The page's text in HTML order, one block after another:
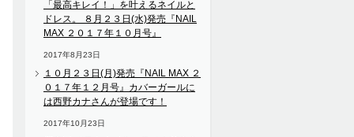
「最高キレイ！」を叶えるネイルと
ドレス。 ８月２３日(水)発売『NAIL
MAX ２０１７年１０月号』
2017年8月23日
１０月２３日(月)発売『NAIL MAX ２
０１７年１２月号』カバーガールに
は西野カナさんが登場です！
2017年10月23日